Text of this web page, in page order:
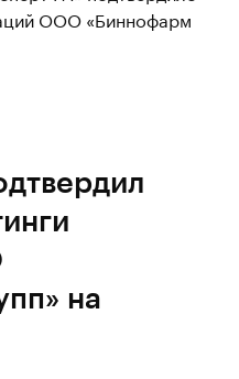
ООО «Биннофарм
на